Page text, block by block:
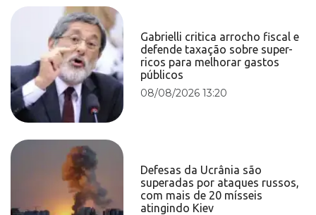
Gabrielli critica arrocho fiscal e
defende taxação sobre super-
ricos para melhorar gastos
públicos
08/08/2026 13:20
Defesas da Ucrânia são
superadas por ataques russos,
com mais de 20 mísseis
atingindo Kiev